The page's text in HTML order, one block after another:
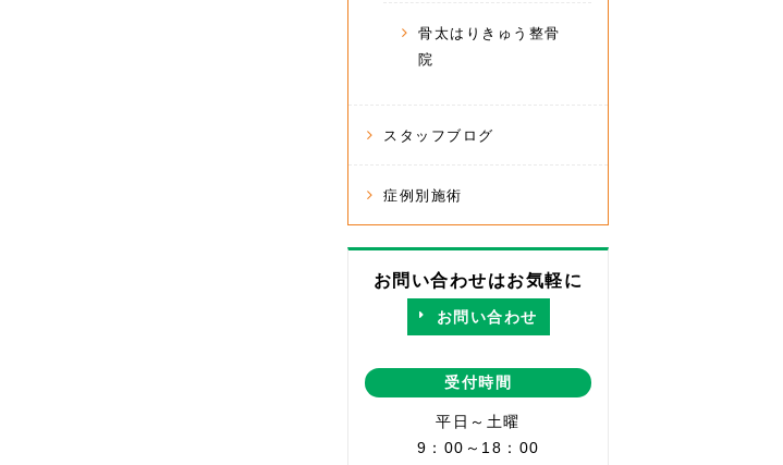
骨太はりきゅう整骨
院
スタッフブログ
症例別施術
お問い合わせはお気軽に
お問い合わせ
受付時間
平日～土曜
9：00～18：00